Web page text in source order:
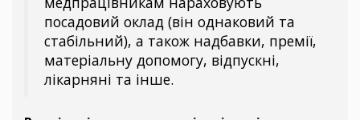
посадовий оклад (він однаковий та
стабільний), а також надбавки, премії,
матеріальну допомогу, відпускні,
лікарняні та інше.